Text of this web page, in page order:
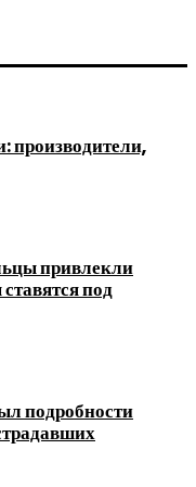
производители,
привлекли
под
подробности